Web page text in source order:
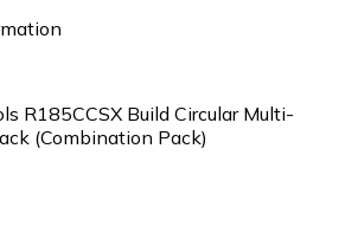
R185CCSX Build Circular Multi-
(Combination Pack)